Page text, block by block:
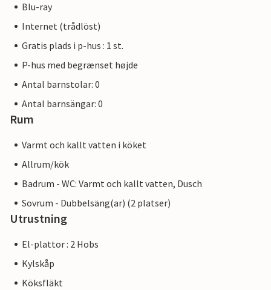
Blu-ray
Internet (trådlöst)
Gratis plads i p-hus : 1 st.
P-hus med begrænset højde
Antal barnstolar: 0
Antal barnsängar: 0
Rum
Varmt och kallt vatten i köket
Allrum/kök
Badrum - WC: Varmt och kallt vatten, Dusch
Sovrum - Dubbelsäng(ar) (2 platser)
Utrustning
El-plattor : 2 Hobs
Kylskåp
Köksfläkt